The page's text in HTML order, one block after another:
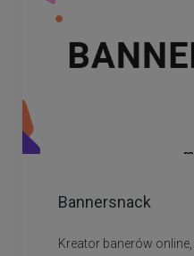
Bannersnack
Kreator banerów